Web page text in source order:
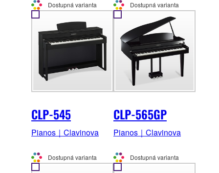
Dostupná varianta Dostupná varianta
CLP-545
Pianos｜Clavinova
Dostupná varianta
CLP-565GP
Pianos｜Clavinova
Dostupná varianta